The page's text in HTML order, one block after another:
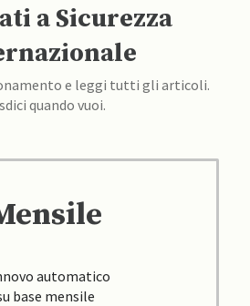
a Sicurezza
e leggi tutti gli articoli.
quando vuoi.
automatico
base mensile